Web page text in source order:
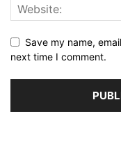
Save my name,
next time I comment.